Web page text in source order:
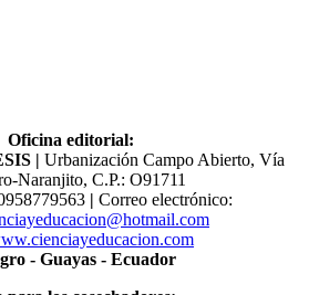
Oficina editorial:
| Urbanización Campo Abierto, Vía
Naranjito, C.P.: O91711
| Correo electrónico:
- Guayas - Ecuador